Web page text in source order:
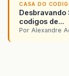
CASA DO
Desbravando
codigos de...
Por Alexandre